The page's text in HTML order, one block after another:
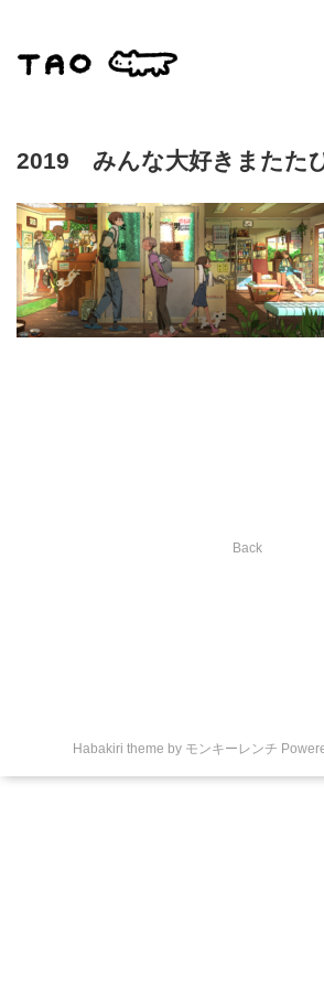
2019 みんな大好きまたた
Back
Habakiri theme by モンキーレンチ